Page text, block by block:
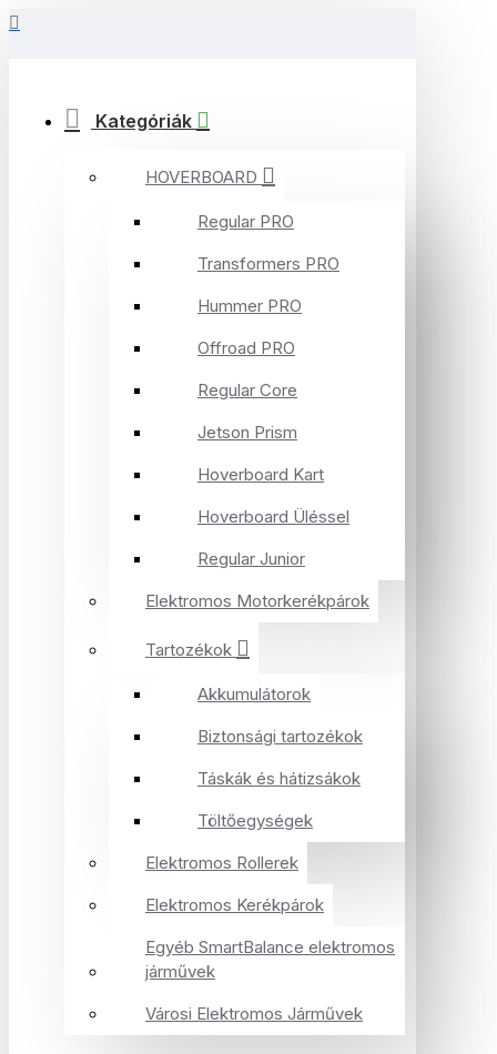
Kategóriák
HOVERBOARD
Regular PRO
Transformers PRO
Hummer PRO
Offroad PRO
Regular Core
Jetson Prism
Hoverboard Kart
Hoverboard Üléssel
Regular Junior
Elektromos Motorkerékpárok
Tartozékok
Akkumulátorok
Biztonsági tartozékok
Táskák és hátizsákok
Töltőegységek
Elektromos Rollerek
Elektromos Kerékpárok
Egyéb SmartBalance elektromos
járművek
Városi Elektromos Járművek